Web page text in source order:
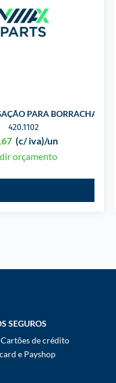
PARA GMPARA BORRACHA DE
420.1102
(c/ iva)/un
orçamento
SEGUROS
de crédito
e Payshop